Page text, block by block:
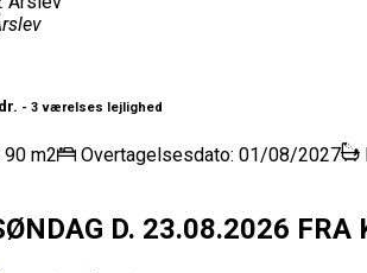
- 3 værelses lejlighed
90 m2 Overtagelsesdato: 01/08/2027
D. 23.08.2026